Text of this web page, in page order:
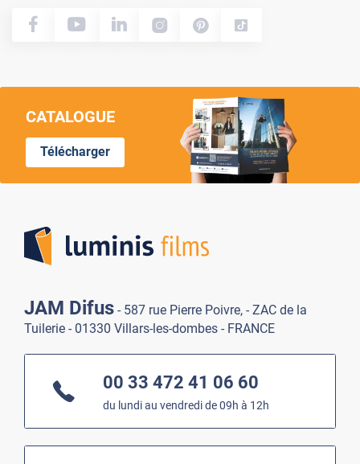
CATALOGUE
Télécharger
JAM Difus - 587 rue Pierre Poivre, - ZAC de la
Tuilerie - 01330 Villars-les-dombes - FRANCE
00 33 472 41 06 60
du lundi au vendredi de 09h à 12h